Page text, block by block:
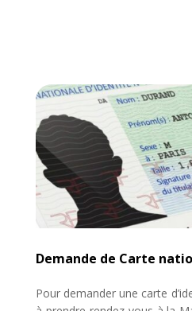
Demande de Carte
Pour demander une carte